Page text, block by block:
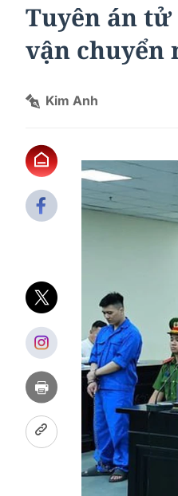
Tuyên án tử
vận chuyển
Kim Anh